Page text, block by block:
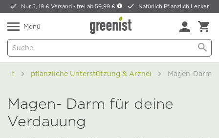
Nur 5,49 € Versand -frei ab 59,99 € Natürlich Pflanzlich Lecker
Menü
pflanzliche Unterstützung & Arznei Magen-Darm
Magen- Darm für deine
Verdauung